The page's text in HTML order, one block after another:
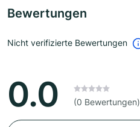
Bewertungen
Nicht verifizierte Bewertungen
0.0 (0 Bewertungen)